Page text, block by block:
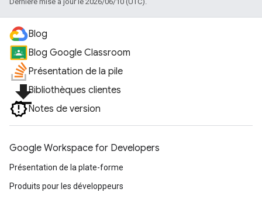
Blog
Blog Google Classroom
Présentation de la pile
file_downloadBibliothèques clientes
Notes de version
Google Workspace for Developers
Présentation de la plate-forme
Produits pour les développeurs